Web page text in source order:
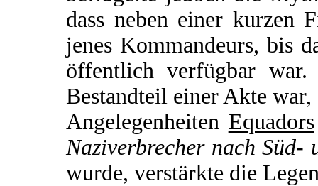
dass neben einer kurzen
jenes Kommandeurs, bis
öffentlich verfügbar
Bestandteil einer Akte
Angelegenheiten Equadors
Naziverbrecher nach
wurde, verstärkte die